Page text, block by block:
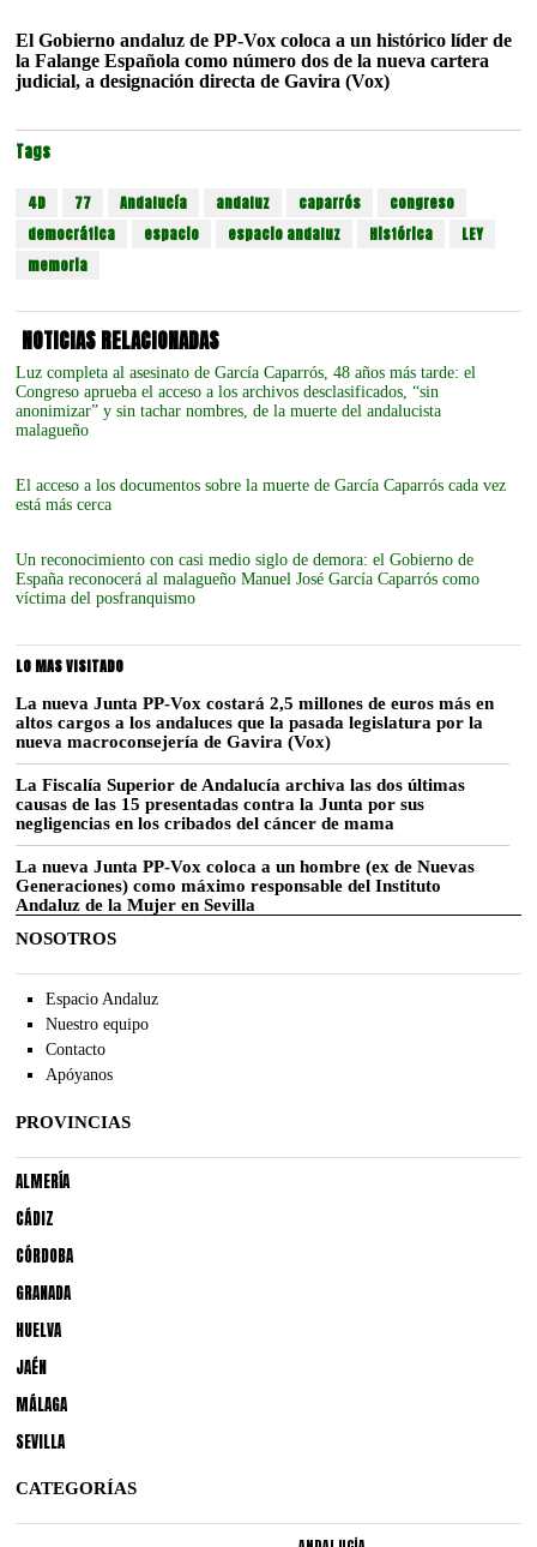
El Gobierno andaluz de PP-Vox coloca a un histórico líder de
la Falange Española como número dos de la nueva cartera
judicial, a designación directa de Gavira (Vox)
Tags
4D 77 Andalucía andaluz caparrós
congreso
democrática
espacio espacio andaluz Histórica
LEY
memoria
NOTICIAS RELACIONADAS
Luz completa al asesinato de García Caparrós, 48 años más tarde: el
Congreso aprueba el acceso a los archivos desclasificados, “sin
anonimizar” y sin tachar nombres, de la muerte del andalucista
malagueño
El acceso a los documentos sobre la muerte de García Caparrós cada vez
está más cerca
Un reconocimiento con casi medio siglo de demora: el Gobierno de
España reconocerá al malagueño Manuel José García Caparrós como
víctima del posfranquismo
LO MAS VISITADO
La nueva Junta PP-Vox costará 2,5 millones de euros más en
altos cargos a los andaluces que la pasada legislatura por la
nueva macroconsejería de Gavira (Vox)
La Fiscalía Superior de Andalucía archiva las dos últimas
causas de las 15 presentadas contra la Junta por sus
negligencias en los cribados del cáncer de mama
La nueva Junta PP-Vox coloca a un hombre (ex de Nuevas
Generaciones) como máximo responsable del Instituto
Andaluz de la Mujer en Sevilla
NOSOTROS
Espacio Andaluz
Nuestro equipo
Contacto
Apóyanos
PROVINCIAS
ALMERÍA
CÁDIZ
CÓRDOBA
GRANADA
HUELVA
JAÉN
MÁLAGA
SEVILLA
CATEGORÍAS